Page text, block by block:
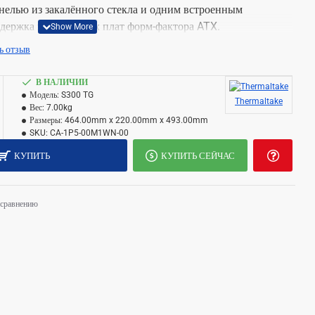
из закалённого стекла и одним встроенным
материнских плат форм-фактора ATX.
СТИЛЬНЫЙ
отзыв
В НАЛИЧИИ
Модель: S300 TG
Вес: 7.00kg
Размеры: 464.00mm x 220.00mm x 493.00mm
SKU: CA-1P5-00M1WN-00
Thermaltake
КУПИТЬ КУПИТЬ СЕЙЧАС